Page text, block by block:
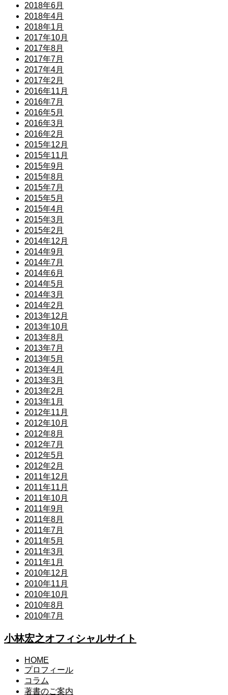
2018年6月
2018年4月
2018年1月
2017年10月
2017年8月
2017年7月
2017年4月
2017年2月
2016年11月
2016年7月
2016年5月
2016年3月
2016年2月
2015年12月
2015年11月
2015年9月
2015年8月
2015年7月
2015年5月
2015年4月
2015年3月
2015年2月
2014年12月
2014年9月
2014年7月
2014年6月
2014年5月
2014年3月
2014年2月
2013年12月
2013年10月
2013年8月
2013年7月
2013年5月
2013年4月
2013年3月
2013年2月
2013年1月
2012年11月
2012年10月
2012年8月
2012年7月
2012年5月
2012年2月
2011年12月
2011年11月
2011年10月
2011年9月
2011年8月
2011年7月
2011年5月
2011年3月
2011年1月
2010年12月
2010年11月
2010年10月
2010年8月
2010年7月
小林宏之オフィシャルサイト
HOME
プロフィール
コラム
著書のご案内